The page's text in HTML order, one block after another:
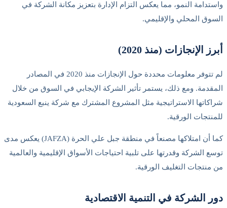
النمو، مما يعكس التزام الإدارة بتعزيز مكانة الشركة في
المحلي والإقليمي.
الإنجازات (منذ 2020)
لم تتوفر معلومات محددة حول الإنجازات منذ 2020 في المصادر
ومع ذلك، يستمر تأثير الشركة الإيجابي في السوق من خلال
الاستراتيجية مثل المشروع المشترك مع شركة ينبع السعودية
الورقية.
كما أن امتلاكها مصنعاً في منطقة جبل علي الحرة (JAFZA) يعكس مدى
الشركة وقدرتها على تلبية احتياجات الأسواق الإقليمية والعالمية
التغليف الورقية.
الشركة في التنمية الاقتصادية